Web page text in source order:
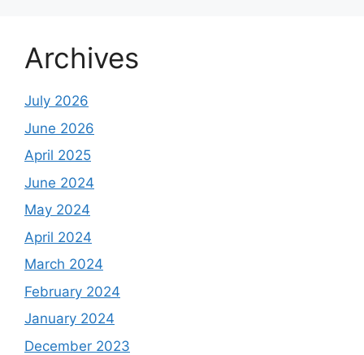
Archives
July 2026
June 2026
April 2025
June 2024
May 2024
April 2024
March 2024
February 2024
January 2024
December 2023